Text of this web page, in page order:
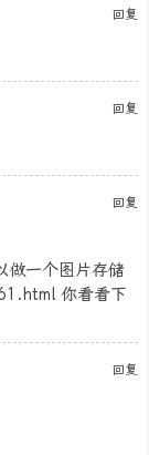
回复
回复
回复
做一个图片存储
你看看下
回复